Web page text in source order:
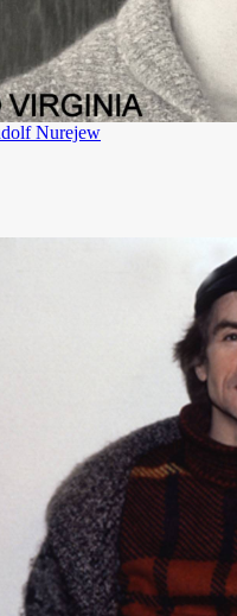
Nurejew